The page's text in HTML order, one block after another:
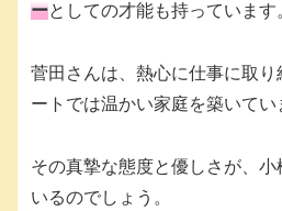
ーとしての才能も持っています
菅田さんは、熱心に仕事に取
ートでは温かい家庭を築いてい
その真摯な態度と優しさが、
いるのでしょう。